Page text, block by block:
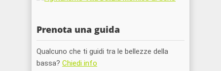
Prenota una guida
Qualcuno che ti guidi tra le bellezze della
bassa? Chiedi info